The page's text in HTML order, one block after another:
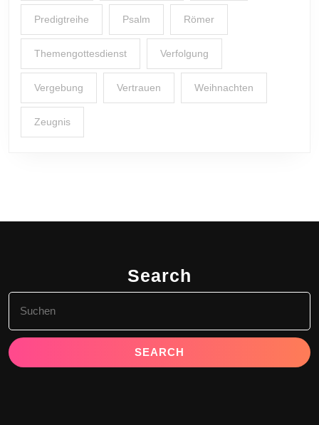
Predigtreihe Psalm Römer
Themengottesdienst Verfolgung
Vergebung Vertrauen Weihnachten
Zeugnis
Search
for: